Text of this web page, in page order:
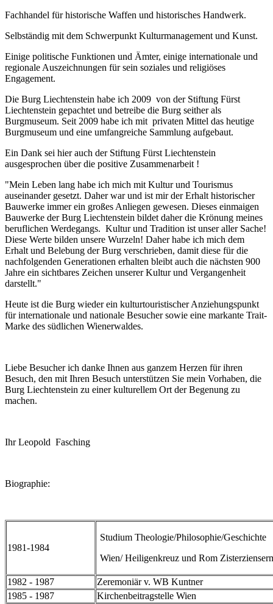
Fachhandel für historische Waffen und historisches Handwerk.
Selbständig mit dem Schwerpunkt Kulturmanagement und Kunst.
Einige politische Funktionen und Ämter, einige internationale und
regionale Auszeichnungen für sein soziales und religiöses
Engagement.
Die Burg Liechtenstein habe ich 2009 von der Stiftung Fürst
Liechtenstein gepachtet und betreibe die Burg seither als
Burgmuseum. Seit 2009 habe ich mit privaten Mittel das heutige
Burgmuseum und eine umfangreiche Sammlung aufgebaut.
Ein Dank sei hier auch der Stiftung Fürst Liechtenstein
ausgesprochen über die positive Zusammenarbeit !
"Mein Leben lang habe ich mich mit Kultur und Tourismus
auseinander gesetzt. Daher war und ist mir der Erhalt historischer
Bauwerke immer ein großes Anliegen gewesen. Dieses einmaigen
Bauwerke der Burg Liechtenstein bildet daher die Krönung meines
beruflichen Werdegangs. Kultur und Tradition ist unser aller Sache!
Diese Werte bilden unsere Wurzeln! Daher habe ich mich dem
Erhalt und Belebung der Burg verschrieben, damit diese für die
nachfolgenden Generationen erhalten bleibt auch die nächsten 900
Jahre ein sichtbares Zeichen unserer Kultur und Vergangenheit
darstellt."
Heute ist die Burg wieder ein kulturtouristischer Anziehungspunkt
für internationale und nationale Besucher sowie eine markante Trait-
Marke des südlichen Wienerwaldes.
Liebe Besucher ich danke Ihnen aus ganzem Herzen für ihren
Besuch, den mit Ihren Besuch unterstützen Sie mein Vorhaben, die
Burg Liechtenstein zu einer kulturellem Ort der Begenung zu
machen.
Ihr Leopold Fasching
Biographie:
1981-1984
Studium Theologie/Philosophie/Geschichte
Wien/ Heiligenkreuz und Rom
1982 - 1987
Zeremoniär v. WB Kuntner
1985 - 1987
Kirchenbeitragstelle Wien